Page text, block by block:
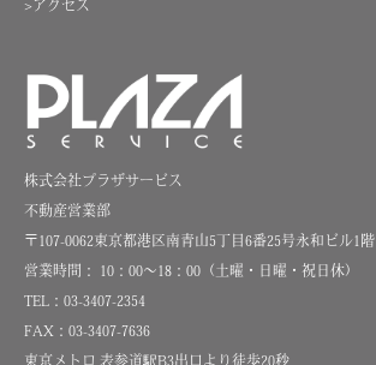
>アクセス
株式会社プラザサービス
不動産営業部
〒107-0062東京都港区南青山5丁目6番25号永和ビル1階
営業時間： 10：00～18：00（土曜・日曜・祝日休）
TEL：03-3407-2354
FAX：03-3407-7636